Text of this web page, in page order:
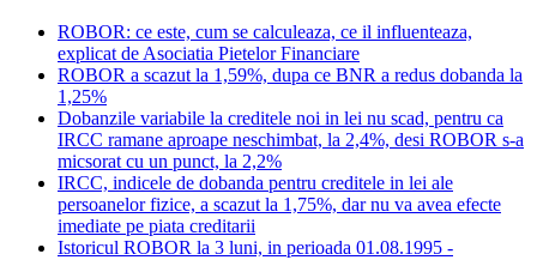
ROBOR: ce este, cum se calculeaza, ce il influenteaza,
explicat de Asociatia Pietelor Financiare
ROBOR a scazut la 1,59%, dupa ce BNR a redus dobanda la
1,25%
Dobanzile variabile la creditele noi in lei nu scad, pentru ca
IRCC ramane aproape neschimbat, la 2,4%, desi ROBOR s-a
micsorat cu un punct, la 2,2%
IRCC, indicele de dobanda pentru creditele in lei ale
persoanelor fizice, a scazut la 1,75%, dar nu va avea efecte
imediate pe piata creditarii
Istoricul ROBOR la 3 luni, in perioada 01.08.1995 -